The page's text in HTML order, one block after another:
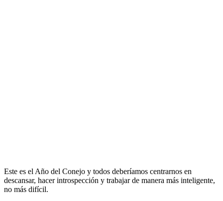
Este es el Año del Conejo y todos deberíamos centrarnos en
descansar, hacer introspección y trabajar de manera más inteligente,
no más difícil.